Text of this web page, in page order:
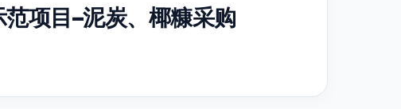
项目–泥炭、椰糠采购